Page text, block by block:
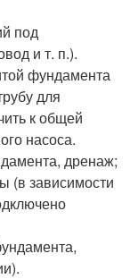
под
и т. п.).
фундамента
для
к общей
насоса.
дренаж;
(в зависимости